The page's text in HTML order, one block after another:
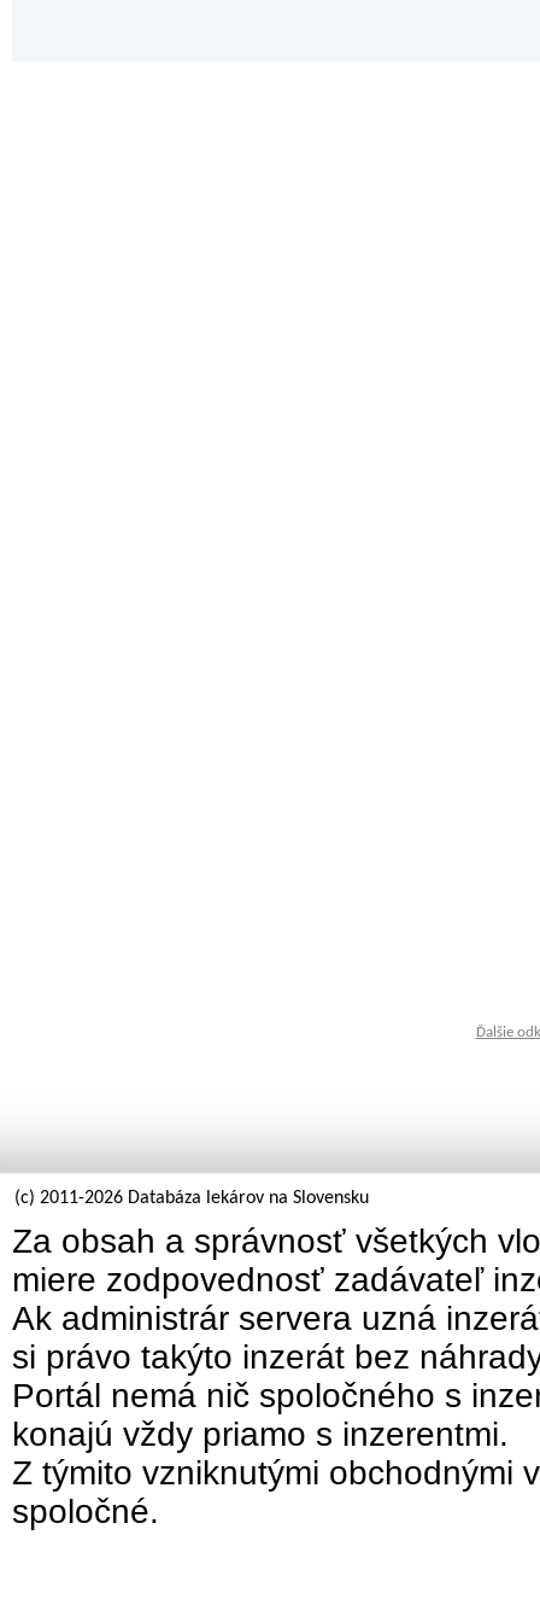
Ďalšie
(c) 2011-2026 Databáza lekárov na Slovensku
Za obsah a správnosť všetkých
miere zodpovednosť zadávateľ
Ak administrár servera uzná
si právo takýto inzerát bez
Portál nemá nič spoločného s
konajú vždy priamo s inzerentmi.
Z týmito vzniknutými obchodnými
spoločné.